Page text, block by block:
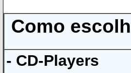
Como
- CD-Players